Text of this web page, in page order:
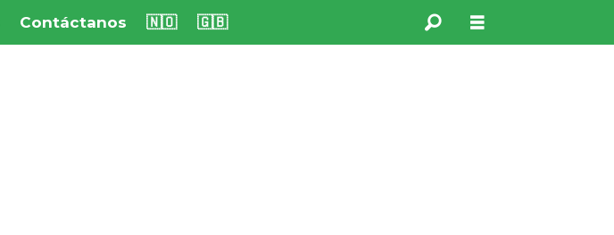
Contáctanos 🇳🇴 🇬🇧